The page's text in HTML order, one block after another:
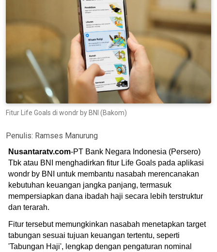
Fitur Life Goals di wondr by BNI (Bakom)
Penulis: Ramses Manurung
Nusantaratv.com-PT Bank Negara Indonesia (Persero)
Tbk atau BNI menghadirkan fitur Life Goals pada aplikasi
wondr by BNI untuk membantu nasabah merencanakan
kebutuhan keuangan jangka panjang, termasuk
mempersiapkan dana ibadah haji secara lebih terstruktur
dan terarah.
Fitur tersebut memungkinkan nasabah menetapkan target
tabungan sesuai tujuan keuangan tertentu, seperti
'Tabungan Haji', lengkap dengan pengaturan nominal